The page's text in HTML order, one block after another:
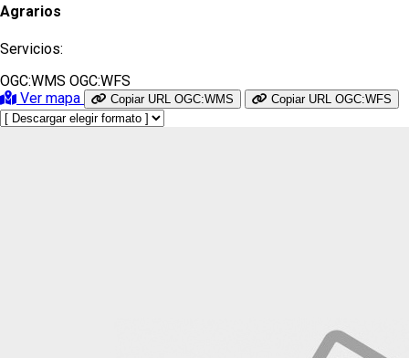
Agrarios
Servicios:
OGC:WMS OGC:WFS
Ver mapa
Copiar URL OGC:WMS Copiar URL OGC:WFS